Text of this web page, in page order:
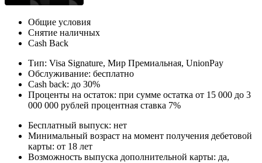
Общие условия
Снятие наличных
Cash Back
Тип: Visa Signature, Мир Премиальная, UnionPay
Обслуживание: бесплатно
Cash back: до 30%
Проценты на остаток: при сумме остатка от 15 000 до 3
000 000 рублей процентная ставка 7%
Бесплатный выпуск: нет
Минимальный возраст на момент получения дебетовой
карты: от 18 лет
Возможность выпуска дополнительной карты: да,